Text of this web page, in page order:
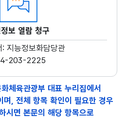
보 열람 청구
: 지능정보화담당관
203-2225
체육관광부 대표 누리집에서
며, 전체 항목 확인이 필요한 경우
시면 본문의 해당 항목으로